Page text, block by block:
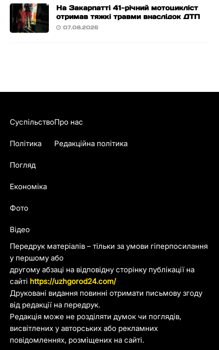
На Закарпатті 41-річний мотоцикліст
отримав тяжкі травми внаслідок ДТП
07.08.2026
Передрук матеріалів – тільки за умови гіперпосилання
у першому або
другому абзаці на відповідну сторінку публікації на
сайті https://uzhgorod24.com/
Друковані видання повинні отримати письмову згоду
від редакції на передрук.
Редакція може не розділяти думок чи поглядів,
висвітлених у авторських або рекламних
повідомленнях, розміщених на сайті.
Суспільство
Політика
Погляд
Економіка
Фото
Відео
Про нас
Редакційна політика